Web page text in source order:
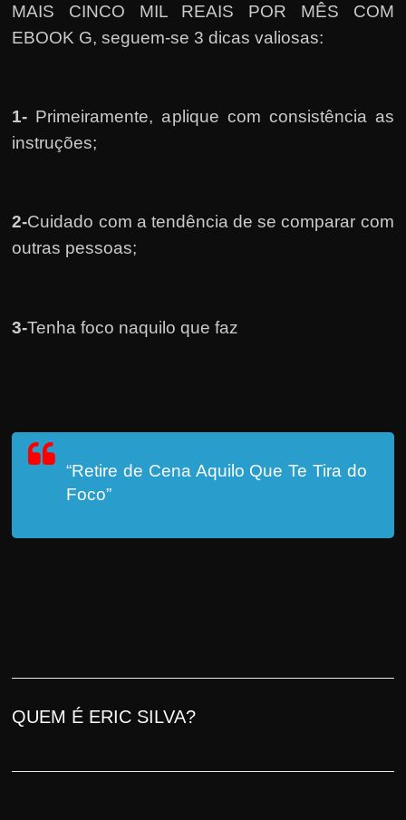
MAIS CINCO MIL REAIS POR MÊS COM
EBOOK G, seguem-se 3 dicas valiosas:
1- Primeiramente, aplique com consistência as
instruções;
2-Cuidado com a tendência de se comparar com
outras pessoas;
3-Tenha foco naquilo que faz
“Retire de Cena Aquilo Que Te Tira do
Foco”
QUEM É ERIC SILVA?